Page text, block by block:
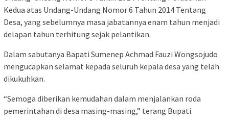
Kedua atas Undang-Undang Nomor 6 Tahun 2014 Tentang
Desa, yang sebelumnya masa jabatannya enam tahun menjadi
delapan tahun terhitung sejak pelantikan.
Dalam sabutanya Bapati Sumenep Achmad Fauzi Wongsojudo
mengucapkan selamat kepada seluruh kepala desa yang telah
dikukuhkan.
“Semoga diberikan kemudahan dalam menjalankan roda
pemerintahan di desa masing-masing,” terang Bupati.